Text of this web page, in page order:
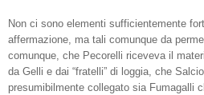
Non ci sono elementi sufficientemente
affermazione, ma tali comunque da
comunque, che Pecorelli riceveva il
da Gelli e dai “fratelli” di loggia, che
presumibilmente collegato sia Fumagalli